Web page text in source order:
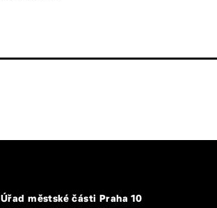
Úřad městské části Praha 10